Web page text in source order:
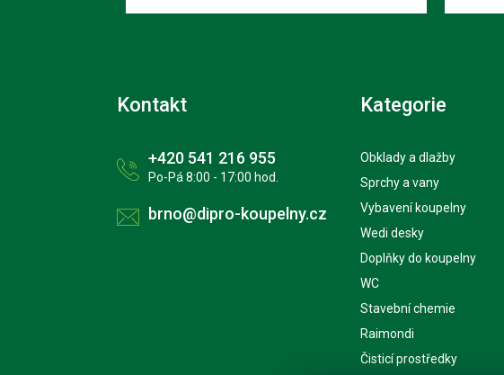
Kontakt
+420 541 216 955
Po-Pá 8:00 - 17:00 hod.
brno@dipro-koupelny.cz
Kategorie
Obklady a dlažby
Sprchy a vany
Vybavení koupelny
Wedi desky
Doplňky do koupelny
WC
Stavební chemie
Raimondi
Čisticí prostředky